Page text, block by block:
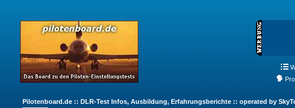
Pilotenboard.de :: DLR-Test Infos, Ausbildung, Erfahrungsberichte :: operated by